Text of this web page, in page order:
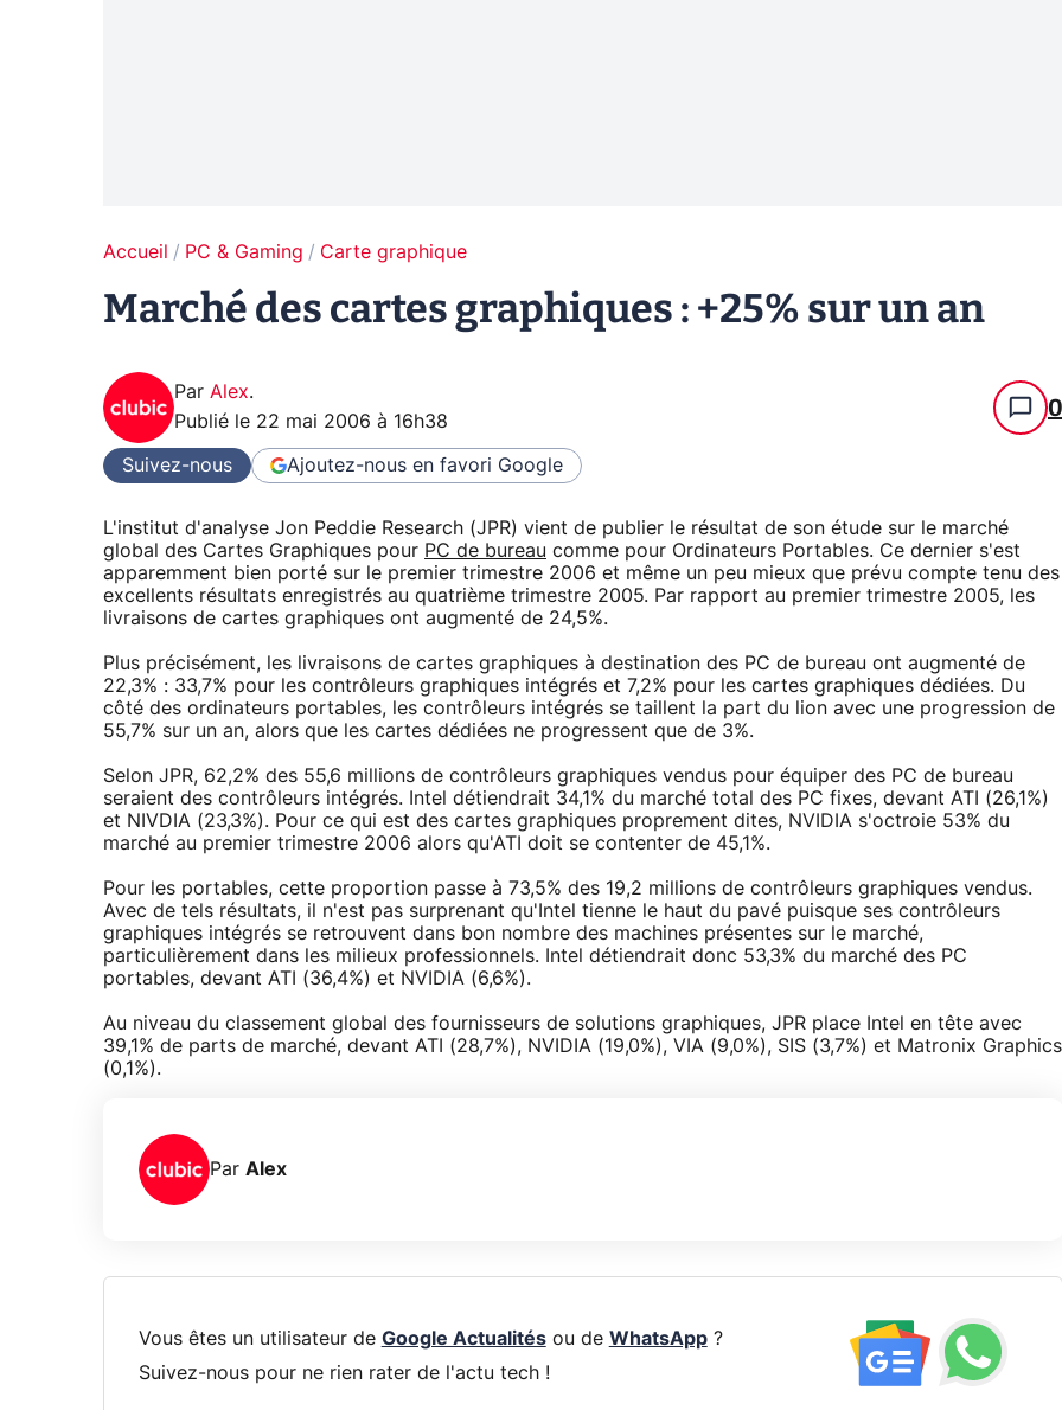
Accueil PC & Gaming Carte graphique
Marché des cartes graphiques : +25% sur un an
Par Alex.
Publié le 22 mai 2006 à 16h38 0
Suivez-nous Ajoutez-nous en favori Google
L'institut d'analyse Jon Peddie Research (JPR) vient de publier le résultat de son étude sur le marché
global des Cartes Graphiques pour PC de bureau comme pour Ordinateurs Portables. Ce dernier s'est
apparemment bien porté sur le premier trimestre 2006 et même un peu mieux que prévu compte tenu des
excellents résultats enregistrés au quatrième trimestre 2005. Par rapport au premier trimestre 2005, les
livraisons de cartes graphiques ont augmenté de 24,5%.
Plus précisément, les livraisons de cartes graphiques à destination des PC de bureau ont augmenté de
22,3% : 33,7% pour les contrôleurs graphiques intégrés et 7,2% pour les cartes graphiques dédiées. Du
côté des ordinateurs portables, les contrôleurs intégrés se taillent la part du lion avec une progression de
55,7% sur un an, alors que les cartes dédiées ne progressent que de 3%.
Selon JPR, 62,2% des 55,6 millions de contrôleurs graphiques vendus pour équiper des PC de bureau
seraient des contrôleurs intégrés. Intel détiendrait 34,1% du marché total des PC fixes, devant ATI (26,1%)
et NIVDIA (23,3%). Pour ce qui est des cartes graphiques proprement dites, NVIDIA s'octroie 53% du
marché au premier trimestre 2006 alors qu'ATI doit se contenter de 45,1%.
Pour les portables, cette proportion passe à 73,5% des 19,2 millions de contrôleurs graphiques vendus.
Avec de tels résultats, il n'est pas surprenant qu'Intel tienne le haut du pavé puisque ses contrôleurs
graphiques intégrés se retrouvent dans bon nombre des machines présentes sur le marché,
particulièrement dans les milieux professionnels. Intel détiendrait donc 53,3% du marché des PC
portables, devant ATI (36,4%) et NVIDIA (6,6%).
Au niveau du classement global des fournisseurs de solutions graphiques, JPR place Intel en tête avec
39,1% de parts de marché, devant ATI (28,7%), NVIDIA (19,0%), VIA (9,0%), SIS (3,7%) et Matronix Graphics
(0,1%).
Par Alex
Vous êtes un utilisateur de Google Actualitésou de WhatsApp?
Suivez-nous pour ne rien rater de l'actu tech !